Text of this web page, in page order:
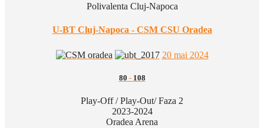
Polivalenta Cluj-Napoca
U-BT Cluj-Napoca - CSM CSU Oradea
20 mai 2024
80 - 108
Play-Off / Play-Out/ Faza 2
2023-2024
Oradea Arena